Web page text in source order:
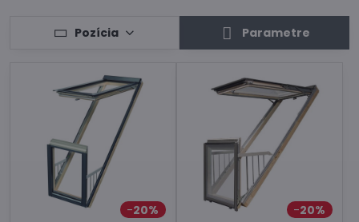
Pozícia Parametre
20%
20%